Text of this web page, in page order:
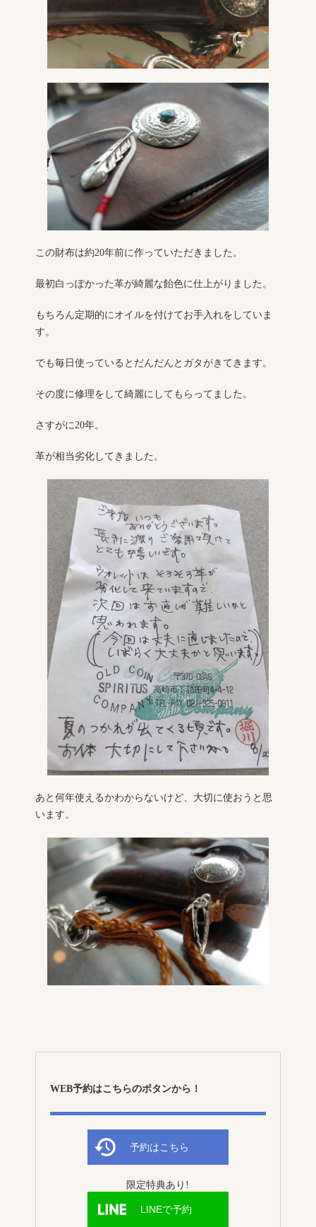
この財布は約20年前に作っていただきました。
最初白っぽかった革が綺麗な飴色に仕上がりました。
もちろん定期的にオイルを付けてお手入れをしていま
す。
でも毎日使っているとだんだんとガタがきてきます。
その度に修理をして綺麗にしてもらってました。
さすがに20年。
革が相当劣化してきました。
あと何年使えるかわからないけど、大切に使おうと思
います。
WEB予約はこちらのボタンから！
予約はこちら
限定特典あり!
LINEで予約